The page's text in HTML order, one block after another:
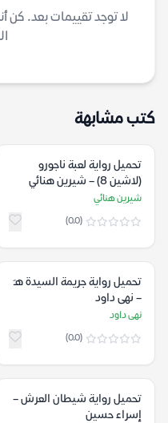
لا توجد تقييمات بعد. كن
كتب مشابهة
تحميل رواية لعبة ناجورو
(لاشين 8) – شيرين هنائي
شيرين هنائي
(0.0)
تحميل رواية جريمة السيدة هـَ
– نهى داود
نهى داود
(0.0)
تحميل رواية شيطان العرش –
إسراء حسين